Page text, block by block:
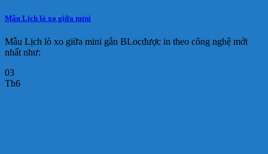
Mẫu Lịch lò xo giữa mini
Mẫu Lịch lò xo giữa mini gắn BLocđược in theo công nghệ mới
nhất như:
03
Th6